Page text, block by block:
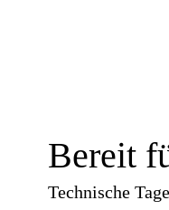
Bereit
Technische